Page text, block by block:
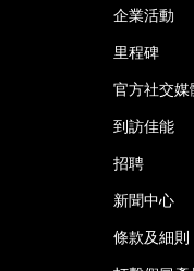
企業活動
里程碑
官方社交媒
到訪佳能
招聘
新聞中心
條款及細則